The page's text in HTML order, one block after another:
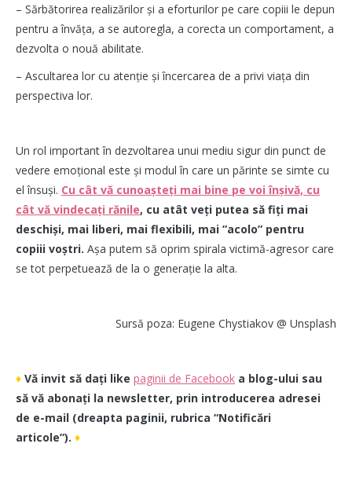
– Sărbătorirea realizărilor și a eforturilor pe care copiii le depun
pentru a învăța, a se autoregla, a corecta un comportament, a
dezvolta o nouă abilitate.
– Ascultarea lor cu atenție și încercarea de a privi viața din
perspectiva lor.
Un rol important în dezvoltarea unui mediu sigur din punct de
vedere emoțional este și modul în care un părinte se simte cu
el însuși. Cu cât vă cunoașteți mai bine pe voi înșivă, cu
cât vă vindecați rănile, cu atât veți putea să fiți mai
deschiși, mai liberi, mai flexibili, mai ”acolo” pentru
copiii voștri. Așa putem să oprim spirala victimă-agresor care
se tot perpetuează de la o generație la alta.
Sursă poza: Eugene Chystiakov @ Unsplash
♦ Vă invit să dați like paginii de Facebook a blog-ului sau
să vă abonați la newsletter, prin introducerea adresei
de e-mail (dreapta paginii, rubrica “Notificări
articole”). ♦